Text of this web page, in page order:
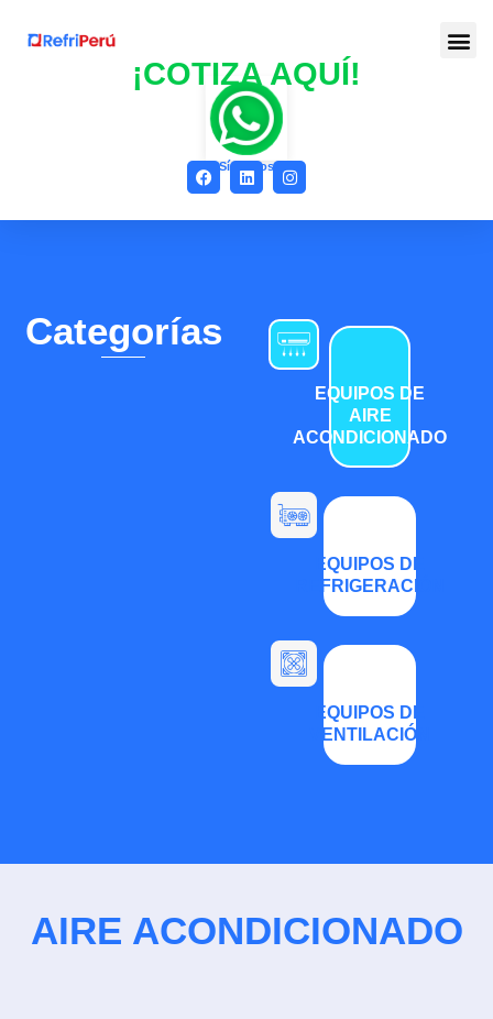
¡COTIZA AQUÍ!
Síguenos
Categorías
EQUIPOS DE
AIRE
ACONDICIONADO
EQUIPOS DE
REFRIGERACIÓN
EQUIPOS DE
VENTILACIÓN
AIRE ACONDICIONADO